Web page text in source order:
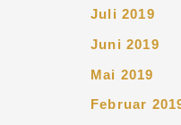
Juli 2019
Juni 2019
Mai 2019
Februar